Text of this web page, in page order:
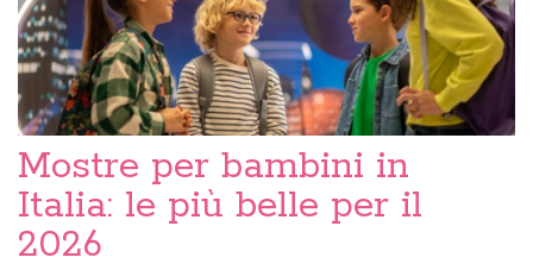
Mostre per bambini in
Italia: le più belle per il
2026